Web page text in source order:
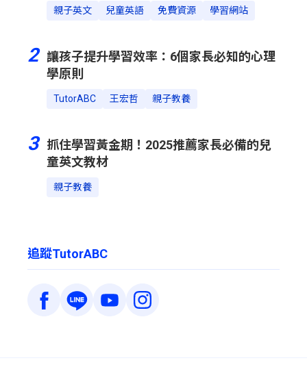
親子英文 兒童英語 免費資源 學習網站
2
讓孩子提升學習效率：6個家長必知的心理
學原則
TutorABC 王宏哲 親子教養
3
抓住學習黃金期！2025推薦家長必備的兒
童英文教材
親子教養
追蹤TutorABC